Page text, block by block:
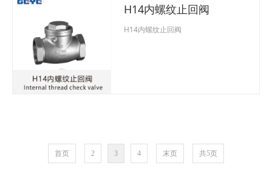
H14内螺纹止回阀
H14内螺纹止回阀
首页 2 3 4 末页 共5页